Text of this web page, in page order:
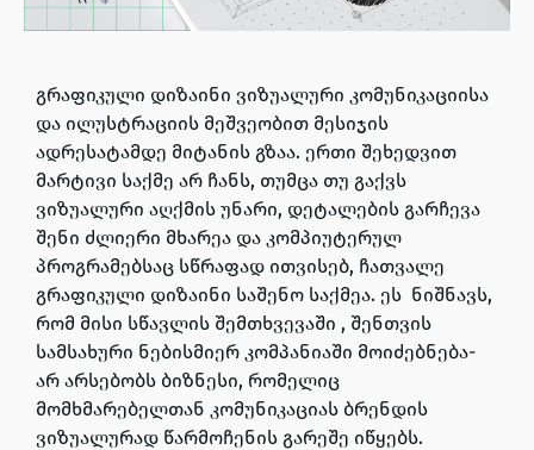
გრაფიკული დიზაინი ვიზუალური კომუნიკაციისა
და ილუსტრაციის მეშვეობით მესიჯის
ადრესატამდე მიტანის გზაა. ერთი შეხედვით
მარტივი საქმე არ ჩანს, თუმცა თუ გაქვს
ვიზუალური აღქმის უნარი, დეტალების გარჩევა
შენი ძლიერი მხარეა და კომპიუტერულ
პროგრამებსაც სწრაფად ითვისებ, ჩათვალე
გრაფიკული დიზაინი საშენო საქმეა. ეს ნიშნავს,
რომ მისი სწავლის შემთხვევაში , შენთვის
სამსახური ნებისმიერ კომპანიაში მოიძებნება-
არ არსებობს ბიზნესი, რომელიც
მომხმარებელთან კომუნიკაციას ბრენდის
ვიზუალურად წარმოჩენის გარეშე იწყებს.